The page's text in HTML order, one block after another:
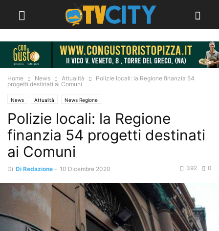
Home News Attualità
Polizie locali: la Regione finanzia 54
progetti destinati ai Comuni
News Attualità News Regione
Polizie locali: la Regione
finanzia 54 progetti destinati
ai Comuni
Di Di Redazione - 10 Dicembre 2020 0
392